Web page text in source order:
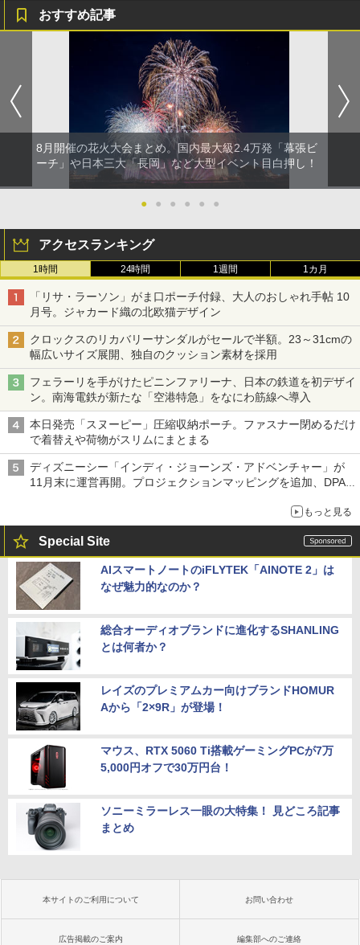
おすすめ記事
8月開催の花火大会まとめ。国内最大級2.4万発「幕張ビ
ーチ」や日本三大「長岡」など大型イベント目白押し！
● ● ● ● ● ●
アクセスランキング
1時間 24時間 1週間 1カ月
「リサ・ラーソン」がま口ポーチ付録、大人のおしゃれ手帖 10
月号。ジャカード織の北欧猫デザイン
クロックスのリカバリーサンダルがセールで半額。23～31cmの
幅広いサイズ展開、独自のクッション素材を採用
フェラーリを手がけたピニンファリーナ、日本の鉄道を初デザイ
ン。南海電鉄が新たな「空港特急」をなにわ筋線へ導入
本日発売「スヌーピー」圧縮収納ポーチ。ファスナー閉めるだけ
で着替えや荷物がスリムにまとまる
ディズニーシー「インディ・ジョーンズ・アドベンチャー」が
11月末に運営再開。プロジェクションマッピングを追加、DPA
もっと見る
Special Site
AIスマートノートのiFLYTEK「AINOTE 2」は
なぜ魅力的なのか？
総合オーディオブランドに進化するSHANLING
とは何者か？
レイズのプレミアムカー向けブランドHOMUR
Aから「2×9R」が登場！
マウス、RTX 5060 Ti搭載ゲーミングPCが7万
5,000円オフで30万円台！
ソニーミラーレス一眼の大特集！ 見どころ記事
まとめ
本サイトのご利用について お問い合わせ
広告掲載のご案内 編集部へのご連絡